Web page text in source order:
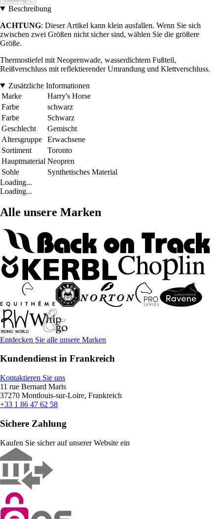
Beschreibung
ACHTUNG: Dieser Artikel kann klein ausfallen. Wenn Sie sich
zwischen zwei Größen nicht sicher sind, wählen Sie die größere
Größe.
Thermostiefel mit Neoprenwade, wasserdichtem Fußteil,
Reißverschluss mit reflektierender Umrandung und Klettverschluss.
Zusätzliche Informationen
Marke
Harry's Horse
Farbe
schwarz
Farbe
Schwarz
Geschlecht
Gemischt
Altersgruppe
Erwachsene
Sortiment
Toronto
Hauptmaterial Neopren
Sohle
Synthetisches Material
Loading...
Loading...
Alle unsere Marken
Entdecken Sie alle unsere Marken
Kundendienst in Frankreich
Kontaktieren Sie uns
11 rue Bernard Maris
37270 Montlouis-sur-Loire, Frankreich
+33 1 86 47 62 58
Sichere Zahlung
Kaufen Sie sicher auf unserer Website ein